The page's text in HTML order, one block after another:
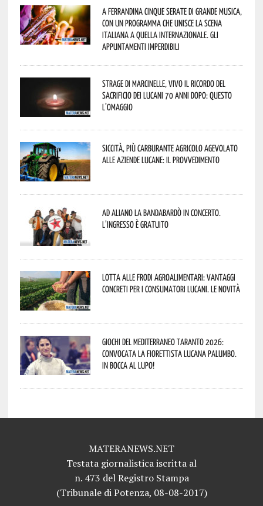
A Ferrandina cinque serate di grande musica,
con un programma che unisce la scena
italiana a quella internazionale. Gli
appuntamenti imperdibili
Strage di Marcinelle, vivo il ricordo del
sacrificio dei lucani 70 anni dopo: questo
l’omaggio
Siccità, più carburante agricolo agevolato
alle aziende lucane: il provvedimento
Ad Aliano la Bandabardò in concerto.
L’ingresso è gratuito
Lotta alle frodi agroalimentari: vantaggi
concreti per i consumatori lucani. Le novità
Giochi del Mediterraneo Taranto 2026:
convocata la fiorettista lucana Palumbo.
In bocca al lupo!
MATERANEWS.NET
Testata giornalistica iscritta al
n. 473 del Registro Stampa
(Tribunale di Potenza, 08-08-2017)